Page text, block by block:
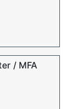
/ MFA